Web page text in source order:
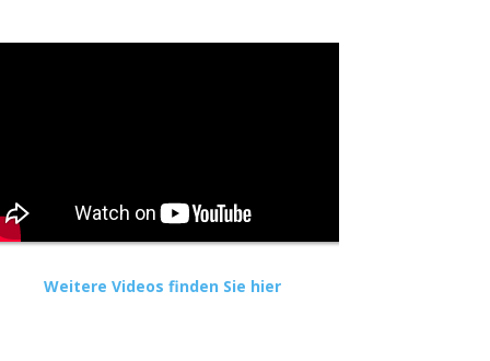
Weitere Videos finden Sie hier